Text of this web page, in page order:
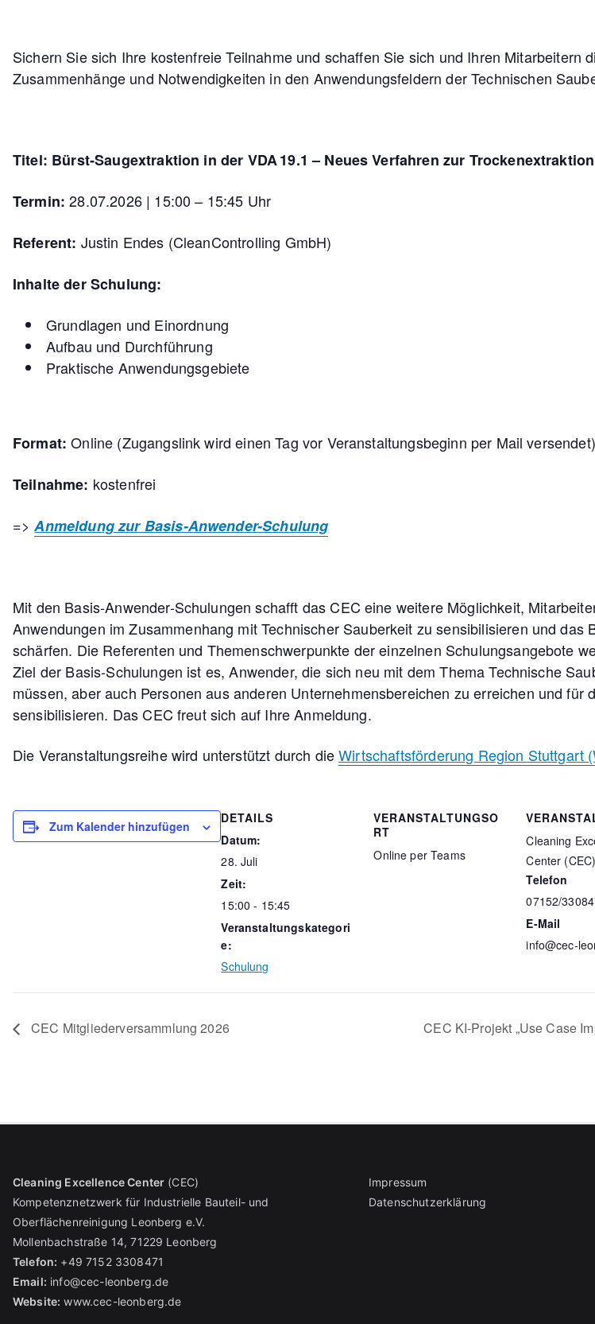
Sichern Sie sich Ihre kostenfreie Teilnahme und schaffen Sie sich und Ihren Mitarbeitern
Zusammenhänge und Notwendigkeiten in den Anwendungsfeldern der Technischen
Titel: Bürst‑Saugextraktion in der VDA 19.1 – Neues Verfahren zur Trockenextraktion
Termin: 28.07.2026 | 15:00 – 15:45 Uhr
Referent: Justin Endes (CleanControlling GmbH)
Inhalte der Schulung:
Grundlagen und Einordnung
Aufbau und Durchführung
Praktische Anwendungsgebiete
Format: Online (Zugangslink wird einen Tag vor Veranstaltungsbeginn per Mail versendet)
Teilnahme: kostenfrei
=>Anmeldung zur Basis-Anwender-Schulung
Mit den Basis-Anwender-Schulungen schafft das CEC eine weitere Möglichkeit,
Anwendungen im Zusammenhang mit Technischer Sauberkeit zu sensibilisieren und das
schärfen. Die Referenten und Themenschwerpunkte der einzelnen Schulungsangebote
Ziel der Basis-Schulungen ist es, Anwender, die sich neu mit dem Thema Technische
müssen, aber auch Personen aus anderen Unternehmensbereichen zu erreichen und für
sensibilisieren. Das CEC freut sich auf Ihre Anmeldung.
Die Veranstaltungsreihe wird unterstützt durch dieWirtschaftsförderung Region Stuttgart
Zum Kalender hinzufügen
DETAILS
Datum:
28. Juli
Zeit:
15:00 - 15:45
Veranstaltungskategori
e:
Schulung
VERANSTALTUNGSO
RT
Online per Teams
Cleaning
Center (CEC)
Telefon
07152/
E-Mail
info@cec-
CEC Mitgliederversammlung 2026 CEC KI-Projekt „Use Case
Cleaning Excellence Center (CEC)
Kompetenznetzwerk für Industrielle Bauteil- und
Oberflächenreinigung Leonberg e.V.
Mollenbachstraße 14, 71229 Leonberg
Telefon: +49 7152 3308471
Email: info@cec-leonberg.de
Website: www.cec-leonberg.de
Impressum
Datenschutzerklärung